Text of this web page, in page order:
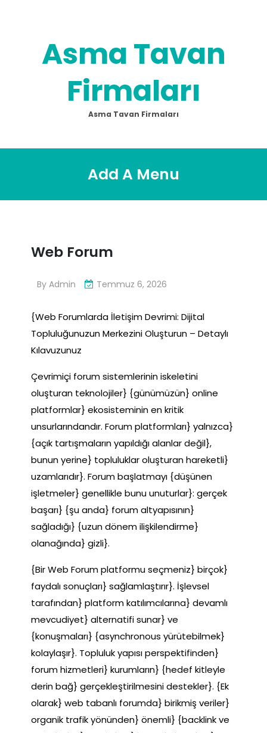
Asma Tavan
Firmaları
Asma Tavan Firmaları
Add A Menu
Web Forum
By Admin Temmuz 6, 2026
{Web Forumlarda İletişim Devrimi: Dijital
Topluluğunuzun Merkezini Oluşturun – Detaylı
Kılavuzunuz
Çevrimiçi forum sistemlerinin iskeletini
oluşturan teknolojiler} {günümüzün} online
platformlar} ekosisteminin en kritik
unsurlarındandır. Forum platformları} yalnızca}
{açık tartışmaların yapıldığı alanlar değil},
bunun yerine} topluluklar oluşturan hareketli}
uzamlarıdır}. Forum başlatmayı {düşünen
işletmeler} genellikle bunu unuturlar}: gerçek
başarı} {şu anda} forum altyapısının}
sağladığı} {uzun dönem ilişkilendirme}
olanağında} gizli}.
{Bir Web Forum platformu seçmeniz} birçok}
faydalı sonuçları} sağlamlaştırır}. İşlevsel
tarafından} platform katılımcılarına} devamlı
mevcudiyet} alternatifi sunar} ve
{konuşmaları} {asynchronous yürütebilmek}
kolaylaşır}. Topluluk yapısı perspektifinden}
forum hizmetleri} kurumların} {hedef kitleyle
derin bağ} gerçekleştirilmesini destekler}. {Ek
olarak} web tabanlı forumda} birikmiş veriler}
organik trafik yönünden} önemli} {backlink ve